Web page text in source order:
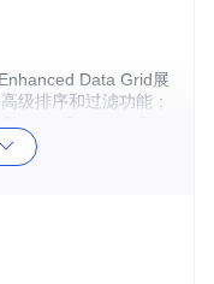
Data Grid展
级排序和过滤功能；
Toolkit非常适合于
何注重用户体验的Wi